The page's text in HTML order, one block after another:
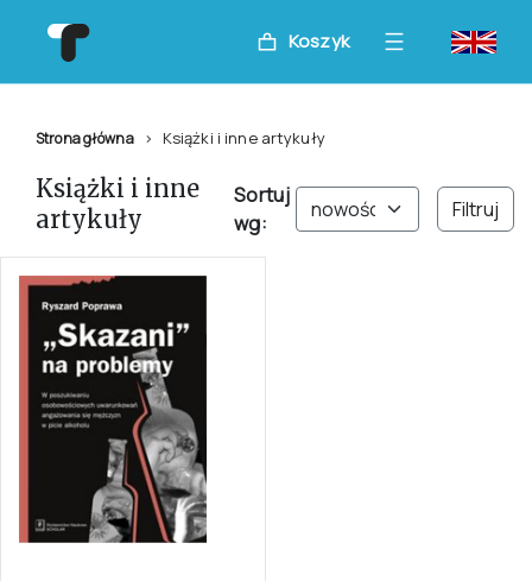
Koszyk
Strona główna Książki i inne artykuły
Książki i inne
artykuły
Sortuj
wg:
Filtruj